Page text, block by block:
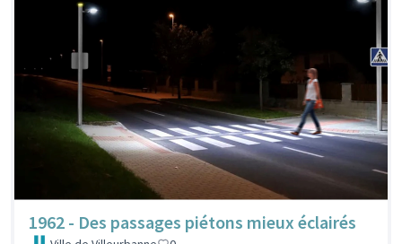
1962 - Des passages piétons mieux éclairés